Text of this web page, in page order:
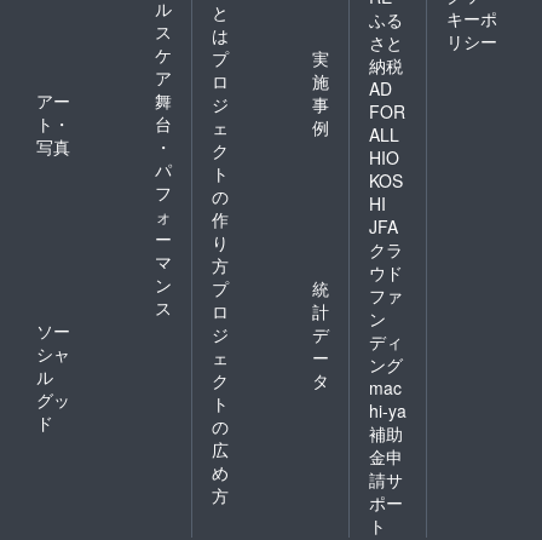
ル
ス
ケ
ア
アー
ト・
写真
舞
台
・
パ
フ
ォ
ー
マ
ン
ス
ソー
シャ
ル
グッ
ド
と
は
プ
ロ
ジ
ェ
ク
ト
の
作
り
方
実
施
事
例
プ
ロ
ジ
ェ
ク
ト
の
広
め
方
統
計
デ
ー
タ
ふる
さと
納税
AD
FOR
ALL
HIO
KOS
HI
JFA
クラ
ウド
ファ
ン
ディ
ング
mac
hi-ya
補助
金申
請サ
ポー
ト
キーポ
リシー